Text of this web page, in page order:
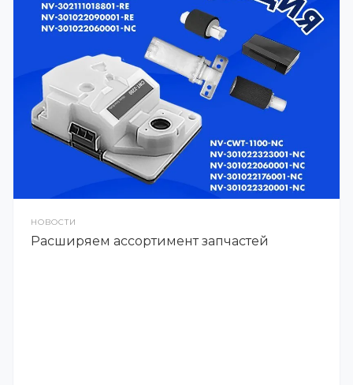
НОВОСТИ
Расширяем ассортимент запчастей